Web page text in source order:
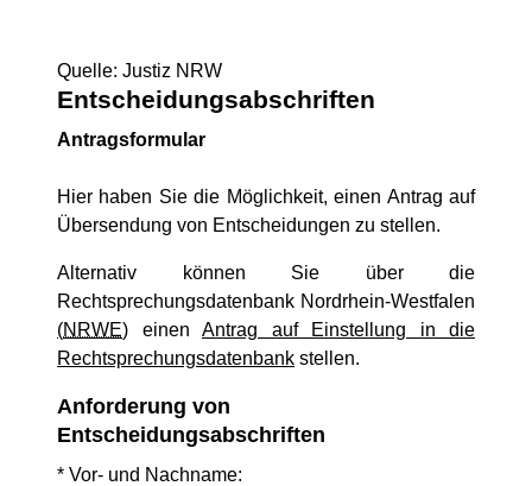
Quelle: Justiz NRW
Entscheidungsabschriften
Antragsformular
Hier haben Sie die Möglichkeit, einen Antrag auf
Übersendung von Entscheidungen zu stellen.
Alternativ können Sie über die
Rechtsprechungsdatenbank Nordrhein-Westfalen
(NRWE) einen Antrag auf Einstellung in die
Rechtsprechungsdatenbank stellen.
Anforderung von
Entscheidungsabschriften
* Vor- und Nachname: